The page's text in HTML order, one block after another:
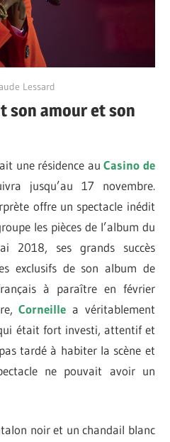
Lessard
son amour et son
une résidence auCasino de
jusqu’au 17 novembre.
offre un spectacle inédit
les pièces de l’album du
2018, ses grands succès
exclusifs de son album de
à paraître en février
Corneille a véritablement
était fort investi, attentif et
tardé à habiter la scène et
ne pouvait avoir un
noir et un chandail blanc